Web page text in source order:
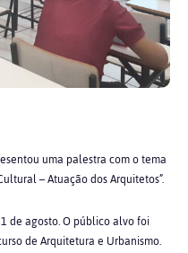
uma palestra com o tema
– Atuação dos Arquitetos”.
de agosto. O público alvo foi
de Arquitetura e Urbanismo.